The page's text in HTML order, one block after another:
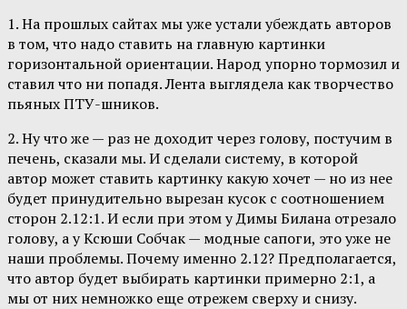
1. На прошлых сайтах мы уже устали убеждать авторов
в том, что надо ставить на главную картинки
горизонтальной ориентации. Народ упорно тормозил и
ставил что ни попадя. Лента выглядела как творчество
пьяных ПТУ-шников.
2. Ну что же — раз не доходит через голову, постучим в
печень, сказали мы. И сделали систему, в которой
автор может ставить картинку какую хочет — но из нее
будет принудительно вырезан кусок с соотношением
сторон 2.12:1. И если при этом у Димы Билана отрезало
голову, а у Ксюши Собчак — модные сапоги, это уже не
наши проблемы. Почему именно 2.12? Предполагается,
что автор будет выбирать картинки примерно 2:1, а
мы от них немножко еще отрежем сверху и снизу.